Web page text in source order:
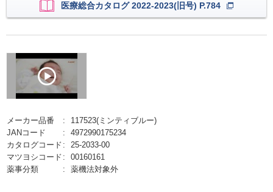
医療総合カタログ 2022-2023(旧号) P.784
メーカー品番
117523(ミンティブルー)
JANコード
4972990175234
カタログコード
25-2033-00
マツヨシコード
00160161
薬事分類
薬機法対象外